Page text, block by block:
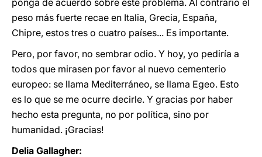
ponga de acuerdo sobre este problema. Al contrario el
peso más fuerte recae en Italia, Grecia, España,
Chipre, estos tres o cuatro países... Es importante.
Pero, por favor, no sembrar odio. Y hoy, yo pediría a
todos que mirasen por favor al nuevo cementerio
europeo: se llama Mediterráneo, se llama Egeo. Esto
es lo que se me ocurre decirle. Y gracias por haber
hecho esta pregunta, no por política, sino por
humanidad. ¡Gracias!
Delia Gallagher: